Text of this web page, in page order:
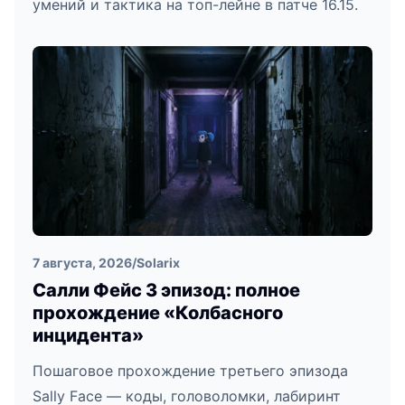
умений и тактика на топ-лейне в патче 16.15.
7 августа, 2026/Solarix
Салли Фейс 3 эпизод: полное
прохождение «Колбасного
инцидента»
Пошаговое прохождение третьего эпизода
Sally Face — коды, головоломки, лабиринт